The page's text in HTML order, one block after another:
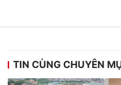
TIN CÙNG CHUYÊN